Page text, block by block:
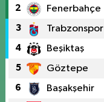
2 Fenerbahçe
3 Trabzonspor
4 Beşiktaş
5 Göztepe
6 Başakşehir